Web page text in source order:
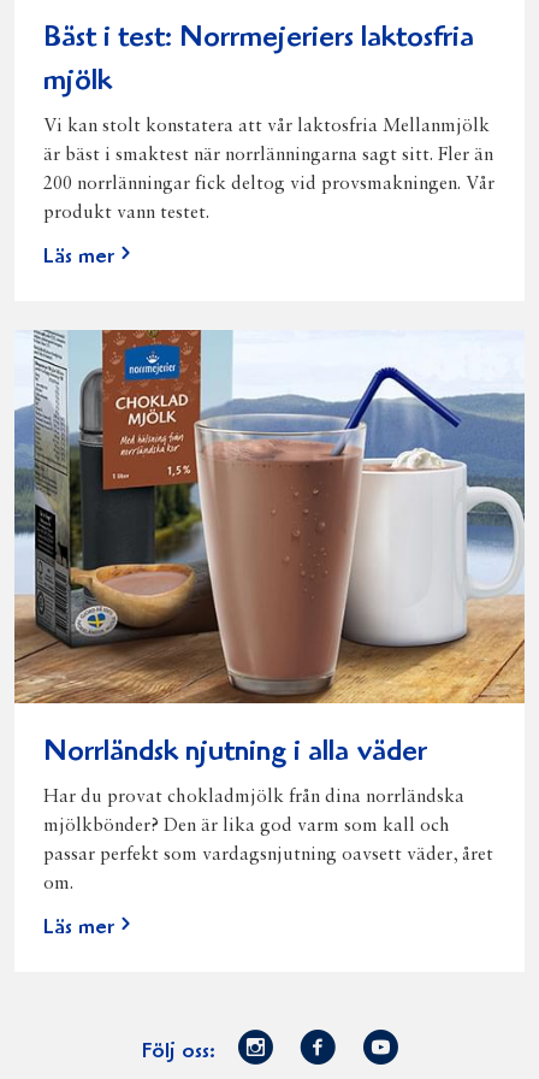
Bäst i test: Norrmejeriers laktosfria
mjölk
Vi kan stolt konstatera att vår laktosfria Mellanmjölk
är bäst i smaktest när norrlänningarna sagt sitt. Fler än
200 norrlänningar fick deltog vid provsmakningen. Vår
produkt vann testet.
Läs mer
Norrländsk njutning i alla väder
Har du provat chokladmjölk från dina norrländska
mjölkbönder? Den är lika god varm som kall och
passar perfekt som vardagsnjutning oavsett väder, året
om.
Läs mer
Följ oss:
Norrmejerier
Facebook
Youtube